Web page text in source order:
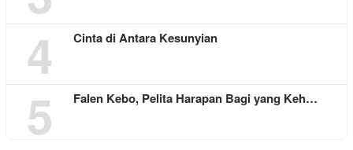
4 Cinta di Antara Kesunyian
5 Falen Kebo, Pelita Harapan Bagi yang Keh…